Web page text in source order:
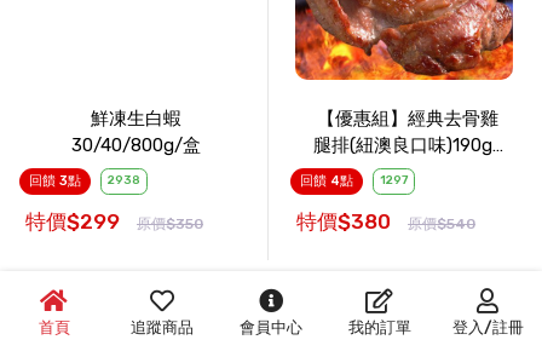
鮮凍生白蝦
30/40/800g/盒
回饋 3點 2938
特價$299 原價$350
【優惠組】經典去骨雞
腿排(紐澳良口味)190g/
包 x6包
回饋 4點 1297
特價$380 原價$540
大公雞
首頁 追蹤商品 會員中心 我的訂單 登入/註冊